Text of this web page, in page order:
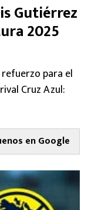
Gutiérrez
2025
para el
Cruz Azul:
en Google